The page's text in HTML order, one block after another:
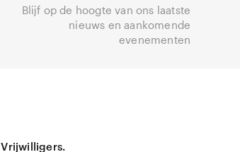
Blijf op de hoogte van ons laatste
nieuws en aankomende
evenementen
Vrijwilligers.